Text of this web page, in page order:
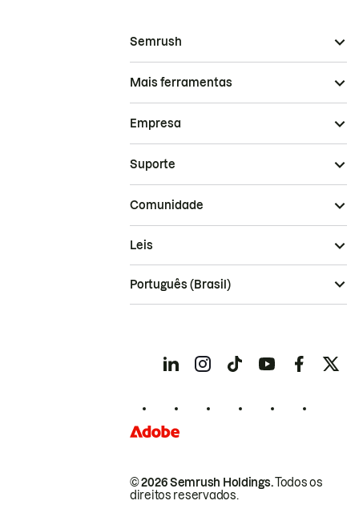
Semrush
Mais ferramentas
Empresa
Suporte
Comunidade
© 2026 Semrush Holdings.Todos os
direitos reservados.
Leis
Português (Brasil)